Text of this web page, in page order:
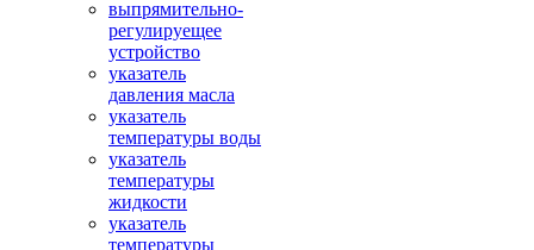
выпрямительно-
регулируещее
устройство
указатель
давления масла
указатель
температуры воды
указатель
температуры
жидкости
указатель
температуры